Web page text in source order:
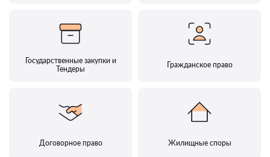
Государственные закупки и
Тендеры
Гражданское право
Договорное право Жилищные споры